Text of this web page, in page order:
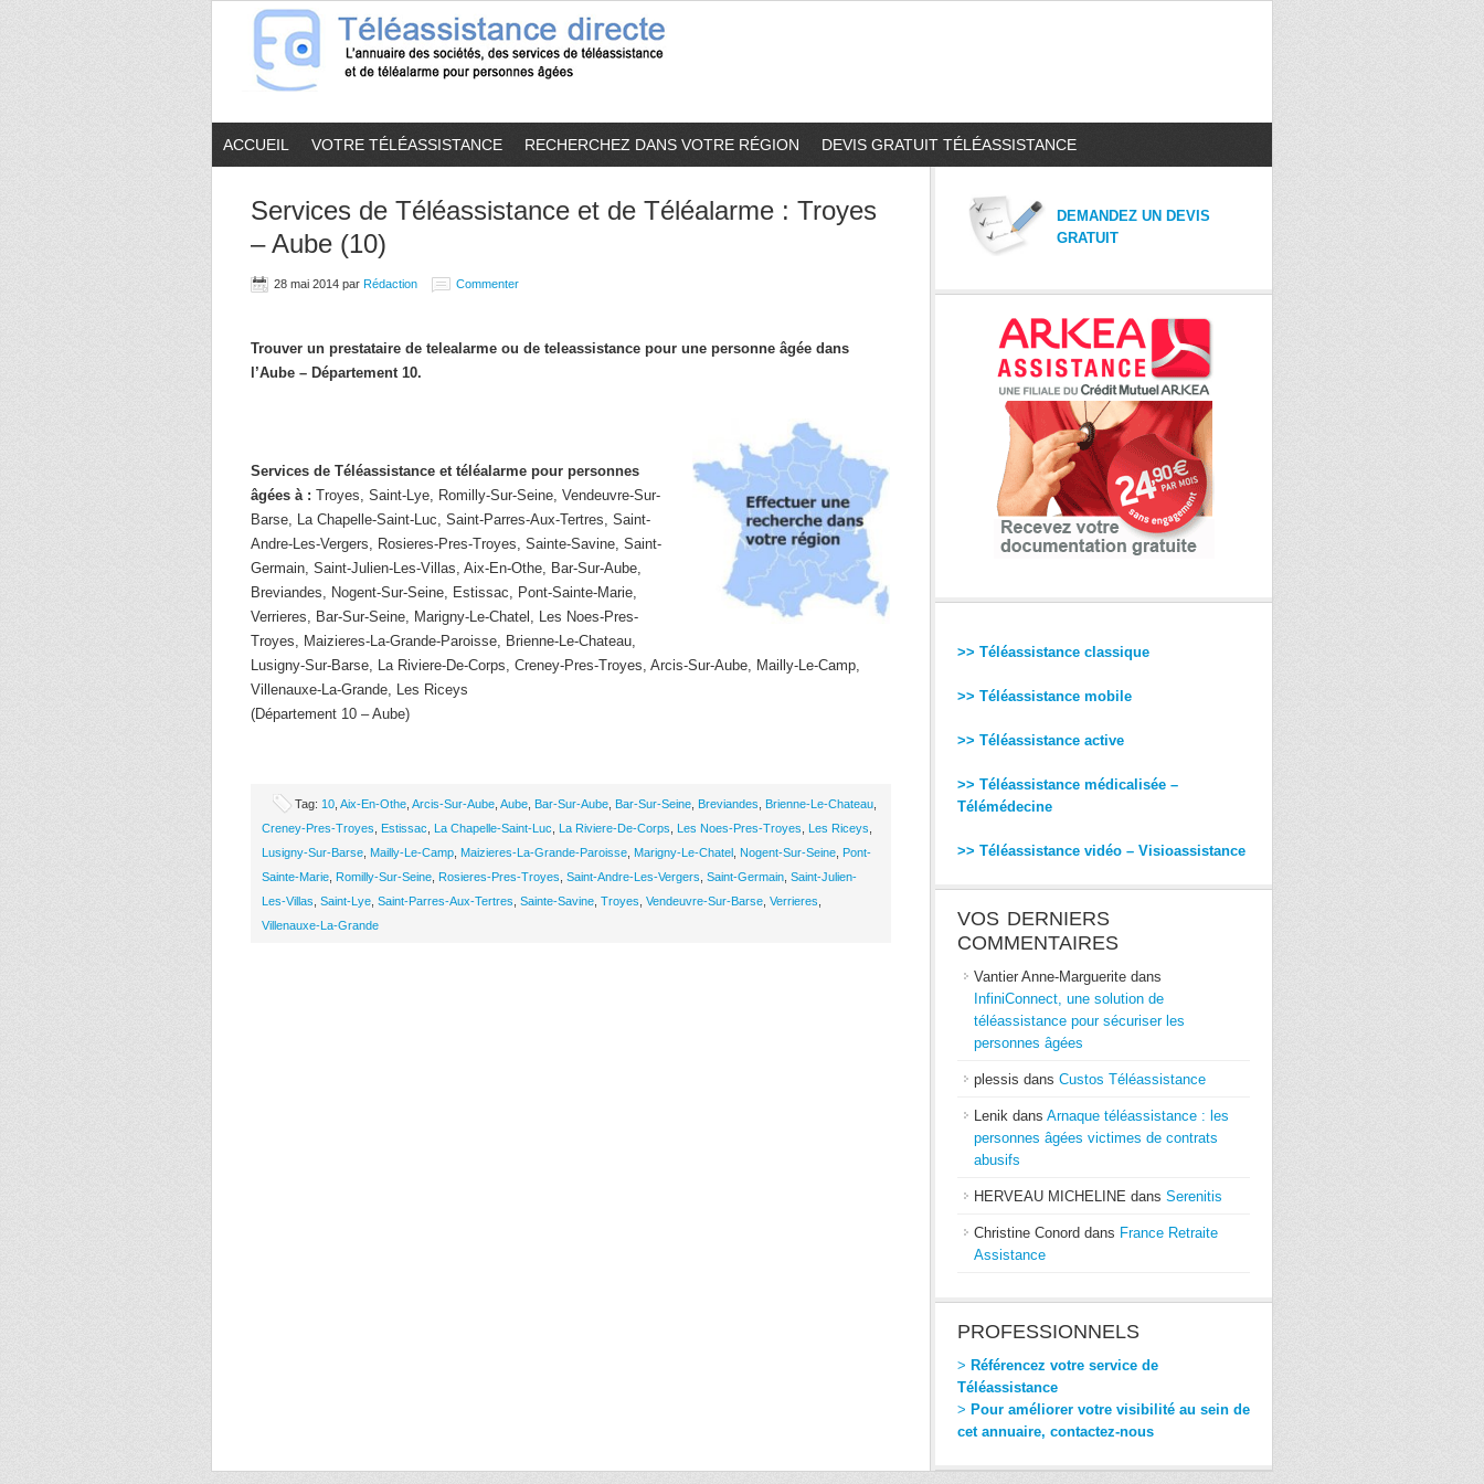
ACCUEIL VOTRE TÉLÉASSISTANCE RECHERCHEZ DANS VOTRE RÉGION DEVIS GRATUIT TÉLÉASSISTANCE
Services de Téléassistance et de Téléalarme : Troyes
– Aube (10)
28 mai 2014 par Rédaction Commenter
Trouver un prestataire de telealarme ou de teleassistance pour une personne âgée dans
l’Aube – Département 10.
Services de Téléassistance et téléalarme pour personnes
âgées à : Troyes, Saint-Lye, Romilly-Sur-Seine, Vendeuvre-Sur-
Barse, La Chapelle-Saint-Luc, Saint-Parres-Aux-Tertres, Saint-
Andre-Les-Vergers, Rosieres-Pres-Troyes, Sainte-Savine, Saint-
Germain, Saint-Julien-Les-Villas, Aix-En-Othe, Bar-Sur-Aube,
Breviandes, Nogent-Sur-Seine, Estissac, Pont-Sainte-Marie,
Verrieres, Bar-Sur-Seine, Marigny-Le-Chatel, Les Noes-Pres-
Troyes, Maizieres-La-Grande-Paroisse, Brienne-Le-Chateau,
Lusigny-Sur-Barse, La Riviere-De-Corps, Creney-Pres-Troyes, Arcis-Sur-Aube, Mailly-Le-Camp,
Villenauxe-La-Grande, Les Riceys
(Département 10 – Aube)
Tag: 10 Aix-En-Othe Arcis-Sur-Aube Aube Bar-Sur-Aube Bar-Sur-Seine Breviandes Brienne-Le-Chateau
Creney-Pres-Troyes
Estissac La Chapelle-Saint-Luc La Riviere-De-Corps Les Noes-Pres-Troyes Les Riceys
Lusigny-Sur-Barse Mailly-Le-Camp Maizieres-La-Grande-Paroisse Marigny-Le-Chatel Nogent-Sur-Seine Pont-
Sainte-Marie Romilly-Sur-Seine Rosieres-Pres-Troyes Saint-Andre-Les-Vergers Saint-Germain Saint-Julien-
Les-Villas Saint-Lye Saint-Parres-Aux-Tertres Sainte-Savine Troyes Vendeuvre-Sur-Barse Verrieres
Villenauxe-La-Grande
DEMANDEZ UN DEVIS
GRATUIT
>> Téléassistance classique
>> Téléassistance mobile
>> Téléassistance active
>> Téléassistance médicalisée –
Télémédecine
>> Téléassistance vidéo – Visioassistance
VOS DERNIERS
COMMENTAIRES
Vantier Anne-Marguerite dans
InfiniConnect, une solution de
téléassistance pour sécuriser les
personnes âgées
plessis dans Custos Téléassistance
Lenik dans Arnaque téléassistance : les
personnes âgées victimes de contrats
abusifs
HERVEAU MICHELINE dans Serenitis
Christine Conord dans France Retraite
Assistance
PROFESSIONNELS
> Référencez votre service de
Téléassistance
> Pour améliorer votre visibilité au sein de
cet annuaire, contactez-nous